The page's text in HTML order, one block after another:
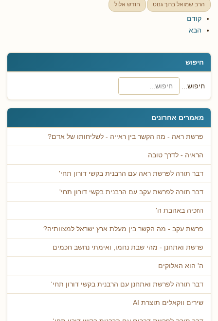
חיפוש
חיפוש...
מאמרים אחרונים
פרשת ראה - מה הקשר בין ראייה - לשליחותו של אדם?
הראיה - לדרך טובה
דבר תורה לפרשת ראה עם הרבנית בקשי דורון תחי'
דבר תורה לפרשת עקב עם הרבנית בקשי דורון תחי'
הזכיה באהבת ה'
פרשת עקב - מה הקשר בין מעלת ארץ ישראל למצוותיה?
פרשת ואתחנן - מהי שבת נחמו, ואימתי נחשב חכמים
ה' הוא האלוקים
דבר תורה לפרשת ואתחנן עם הרבנית בקשי דורון תחי'
שירים ווקאלים תוצרת AI
הרב שמואל ברוך גנוט חודש אלול
קודם
הבא